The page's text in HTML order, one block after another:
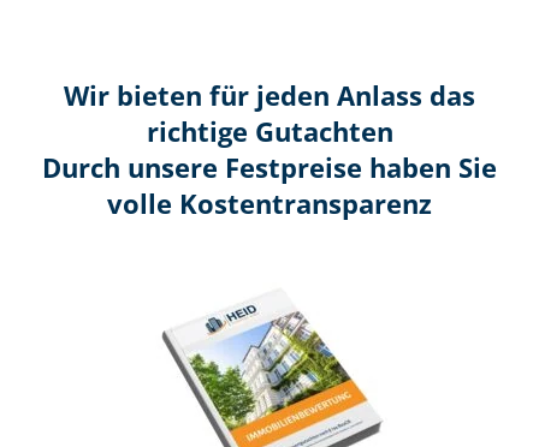
Wir bieten für jeden Anlass das
richtige Gutachten
Durch unsere Festpreise haben Sie
volle Kosten­transparenz